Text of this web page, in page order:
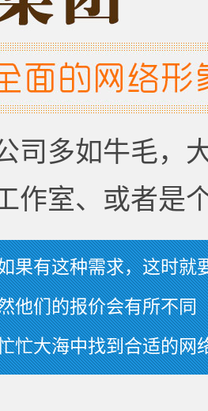
司多如牛毛，
作室、或者是
果有这种需求，这时就
他们的报价会有所不同
忙大海中找到合适的网